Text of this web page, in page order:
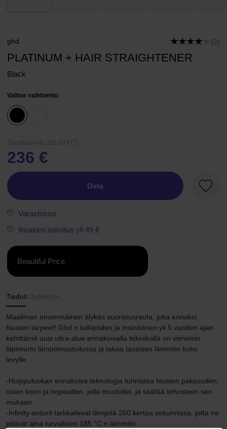
ghd (2)
PLATINUM + HAIR STRAIGHTENER
Black
Valitse vaihtoehto
Suositushinta 325,00 €
236 €
Osta
Varastossa
Ilmainen toimitus yli 49 €
Beautiful Price
TiedotKäyttöohje
Maailman ensimmäinen älykäs suoristusrauta, joka ennakoi
hiusten tarpeet! Ghd:n tutkijoiden ja insinöörien yli 5 vuoden ajan
kehittämä uusi ultra-alue ennakoivalla tekniikalla on viimeisin
läpimurto lämpömuotoilussa ja takaa tasaisen lämmön koko
levylle.
-Huippuluokan ennakoiva teknologia tunnistaa hiusten paksuuden,
osien koon ja nopeuden, jolla muotoilet, ja säätää tehosteen sen
mukaan.
-Infinity-anturit tarkkailevat lämpöä 250 kertaa sekunnissa, jotta ne
pitävät aina turvallisen 185 °C:n lämmön.